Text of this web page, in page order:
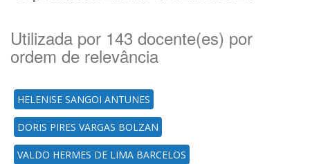
Utilizada por 143 docente(es) por
ordem de relevância
HELENISE SANGOI ANTUNES
DORIS PIRES VARGAS BOLZAN
VALDO HERMES DE LIMA BARCELOS